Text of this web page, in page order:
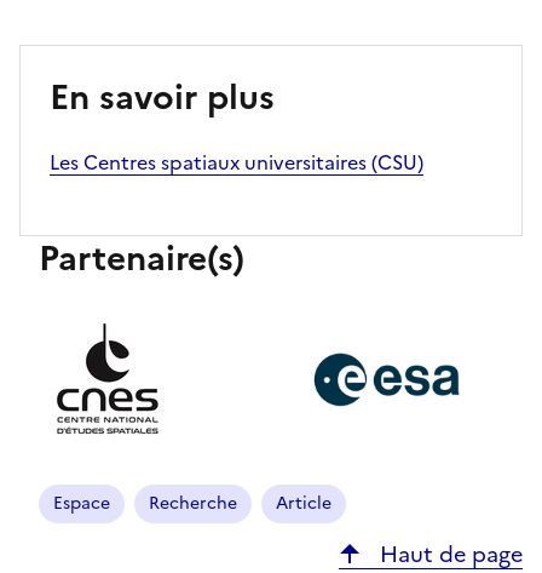
En savoir plus
Les Centres spatiaux universitaires (CSU)
Partenaire(s)
Espace Recherche Article
Haut de page